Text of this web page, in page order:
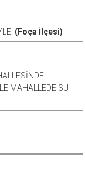
(Foça İlçesi)
MAHALLEDE SU